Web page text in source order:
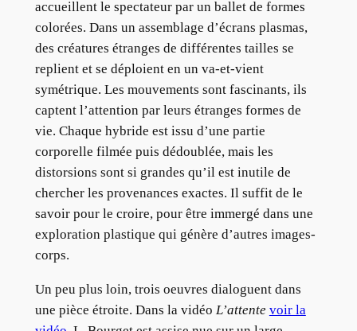
accueillent le spectateur par un ballet de formes
colorées. Dans un assemblage d’écrans plasmas,
des créatures étranges de différentes tailles se
replient et se déploient en un va-et-vient
symétrique. Les mouvements sont fascinants, ils
captent l’attention par leurs étranges formes de
vie. Chaque hybride est issu d’une partie
corporelle filmée puis dédoublée, mais les
distorsions sont si grandes qu’il est inutile de
chercher les provenances exactes. Il suffit de le
savoir pour le croire, pour être immergé dans une
exploration plastique qui génère d’autres images-
corps.
Un peu plus loin, trois oeuvres dialoguent dans
une pièce étroite. Dans la vidéo L’attente voir la